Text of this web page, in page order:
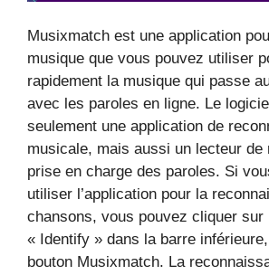
Musixmatch est une application
musique que vous pouvez utiliser
rapidement la musique qui passe
avec les paroles en ligne. Le
seulement une application de
musicale, mais aussi un lecteur de
prise en charge des paroles. Si
utiliser l’application pour la
chansons, vous pouvez cliquer sur
« Identify » dans la barre
bouton Musixmatch. La